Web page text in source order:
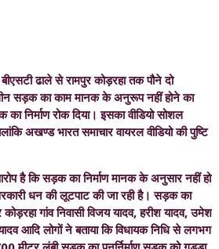
ढाले से रामपुर कोड़रहा तक पौने दो
सड़क का काम मानक के अनुरूप नहीं होने का
निर्माण रोक दिया। इसका वीडियो सोशल
अखण्ड भारत समाचार वायरल वीडियो की पुष्टि
है कि सड़क का निर्माण मानक के अनुसार नहीं हो
धन की लूटपाट की जा रही है। सड़क का
कोड़रहा गांव निवासी विजय यादव, हरीश यादव, उमेश
आदि लोगों ने बताया कि विधायक निधि से लगभग